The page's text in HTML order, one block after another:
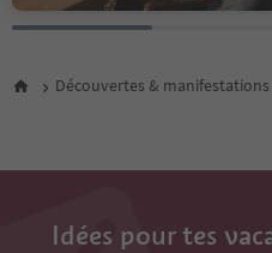
Découvertes & manifestations
Idées pour tes